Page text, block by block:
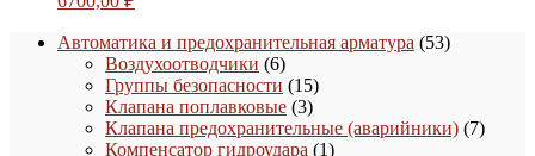
Автоматика и предохранительная арматура 5353
Воздухоотводчики 66
товаров
Группы безопасности 1515
товаров
Клапана поплавковые 33
товара
Клапана предохранительные (аварийники) 77
Компенсатор гидроудара 11